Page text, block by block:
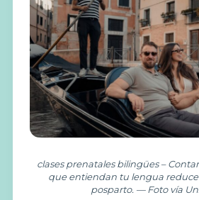
clases prenatales bilingües –
que entiendan tu lengua
posparto. — Foto vía